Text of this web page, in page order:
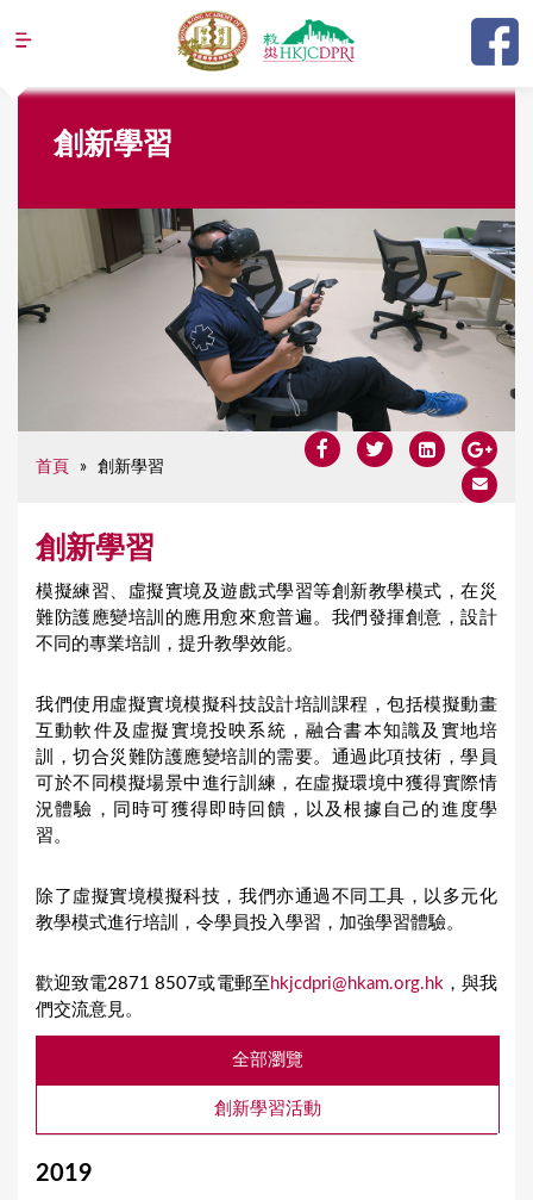
Jump to navigation
e
創新學習
首頁 » 創新學習
創新學習
模擬練習、虛擬實境及遊戲式學習等創新教學模式，在災
難防護應變培訓的應用愈來愈普遍。我們發揮創意，設計
不同的專業培訓，提升教學效能。
我們使用虛擬實境模擬科技設計培訓課程，包括模擬動畫
互動軟件及虛擬實境投映系統，融合書本知識及實地培
訓，切合災難防護應變培訓的需要。通過此項技術，學員
可於不同模擬場景中進行訓練，在虛擬環境中獲得實際情
況體驗，同時可獲得即時回饋，以及根據自己的進度學
習。
除了虛擬實境模擬科技，我們亦通過不同工具，以多元化
教學模式進行培訓，令學員投入學習，加強學習體驗。
歡迎致電2871 8507或電郵至 hkjcdpri@hkam.org.hk，與我
們交流意見。​
全部瀏覽
創新學習活動
2019